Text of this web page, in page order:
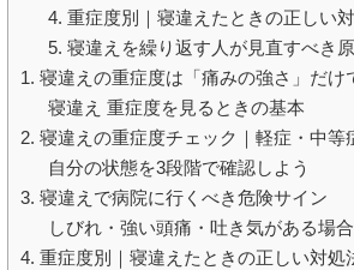
4. 重症度別｜寝違えたときの正しい
5. 寝違えを繰り返す人が見直すべき
1. 寝違えの重症度は「痛みの強さ」だけ
寝違え 重症度を見るときの基本
2. 寝違えの重症度チェック｜軽症・中等
自分の状態を3段階で確認しよう
3. 寝違えで病院に行くべき危険サイン
しびれ・強い頭痛・吐き気がある場
4. 重症度別｜寝違えたときの正しい対処